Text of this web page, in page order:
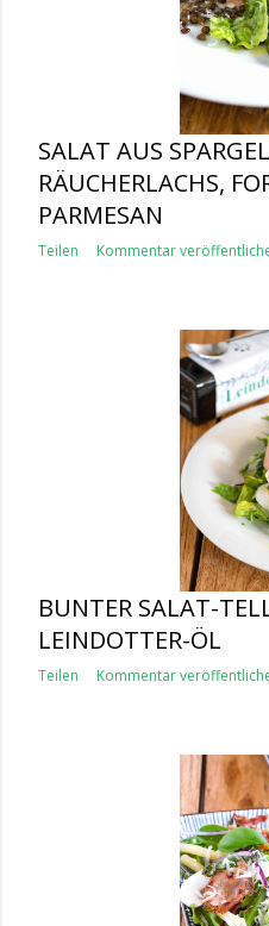
SALAT AUS
RÄUCHERLACHS,
PARMESAN
Teilen Kommentar
BUNTER SALAT-
LEINDOTTER-ÖL
Teilen Kommentar